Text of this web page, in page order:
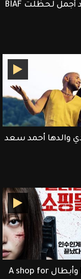
ET بالعربي يرصد أجمل لحظلت BIAF
والدها أحمد سعد
Lee Dong Wook وأبطال A shop for